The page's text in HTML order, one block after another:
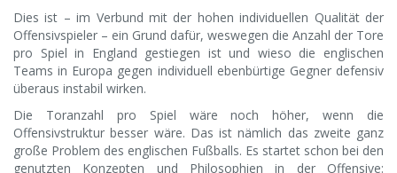
Dies ist – im Verbund mit der hohen individuellen Qualität der
Offensivspieler – ein Grund dafür, weswegen die Anzahl der Tore
pro Spiel in England gestiegen ist und wieso die englischen
Teams in Europa gegen individuell ebenbürtige Gegner defensiv
überaus instabil wirken.
Die Toranzahl pro Spiel wäre noch höher, wenn die
Offensivstruktur besser wäre. Das ist nämlich das zweite ganz
große Problem des englischen Fußballs. Es startet schon bei den
genutzten Konzepten und Philosophien in der Offensive: